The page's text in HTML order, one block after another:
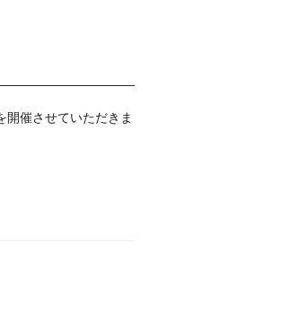
催させていただきま